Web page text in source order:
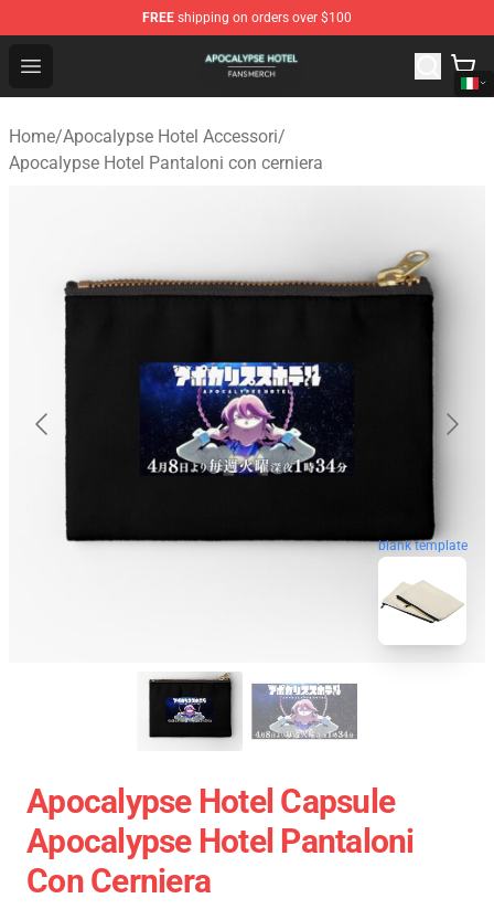
FREE shipping on orders over $100
Open menu
Apocalypse Hotel Shop - Official Apocalypse Hotel
Home/Apocalypse Hotel Accessori/
Apocalypse Hotel Pantaloni con cerniera
blank template
Apocalypse Hotel Capsule
Apocalypse Hotel Pantaloni
Con Cerniera